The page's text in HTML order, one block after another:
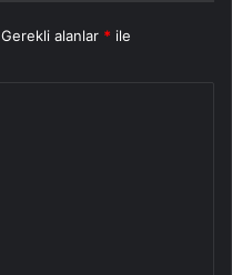
Gerekli alanlar * ile